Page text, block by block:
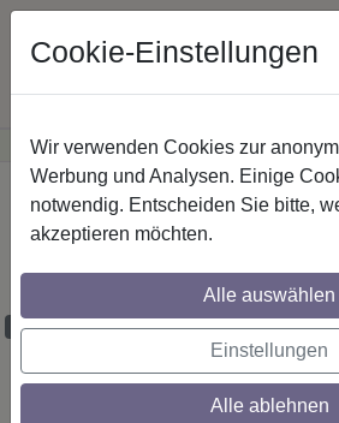
Günstige Versandkosteninnerhalb
Startseite
Stilg. 20 mm 2-lfg. Talena
Silbergrau/Nussbaum
Maßzuschnitt möglich
Cookie-Einstellungen
Wir verwenden Cookies zur
Werbung und Analysen. Einige
notwendig. Entscheiden Sie bitte,
akzeptieren möchten.
Alle auswählen
Einstellungen
Alle ablehnen